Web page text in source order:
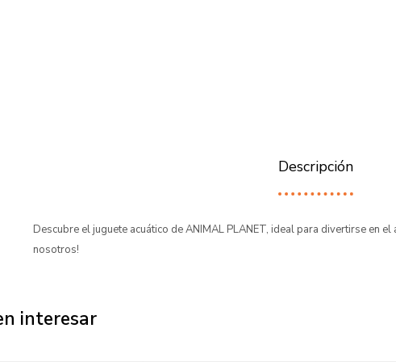
Descripción
Descubre el juguete acuático de ANIMAL PLANET, ideal para divertirse en el
nosotros!
interesar